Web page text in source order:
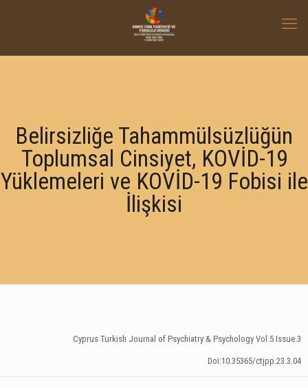
Belirsizliğe Tahammülsüzlüğün
Toplumsal Cinsiyet, KOVİD-19
Yüklemeleri ve KOVİD-19 Fobisi ile
İlişkisi
Cyprus Turkish Journal of Psychiatry & Psychology Vol.5 Issue.3
Doi:10.35365/ctjpp.23.3.04